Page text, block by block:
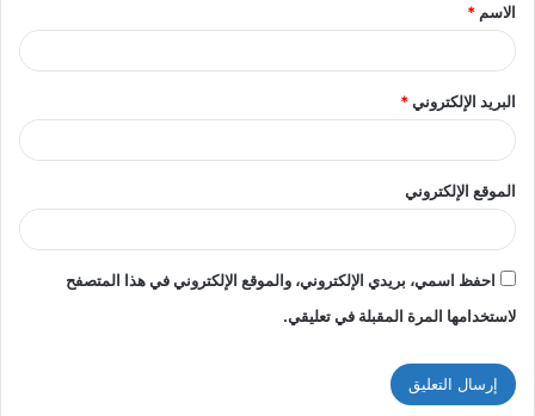
*
الاسم *
البريد الإلكتروني*
الموقع الإلكتروني
احفظ اسمي، بريدي الإلكتروني، والموقع الإلكتروني في هذا المتصفح
لاستخدامها المرة المقبلة في تعليقي.